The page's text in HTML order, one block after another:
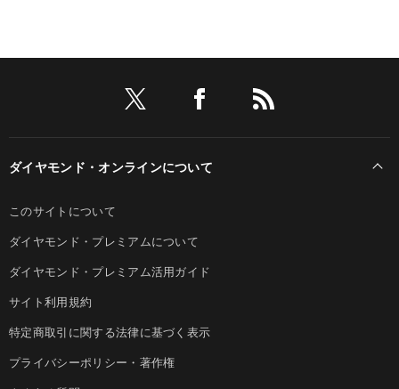
ダイヤモンド・オンラインについて
このサイトについて
ダイヤモンド・プレミアムについて
ダイヤモンド・プレミアム活用ガイド
サイト利用規約
特定商取引に関する法律に基づく表示
プライバシーポリシー・著作権